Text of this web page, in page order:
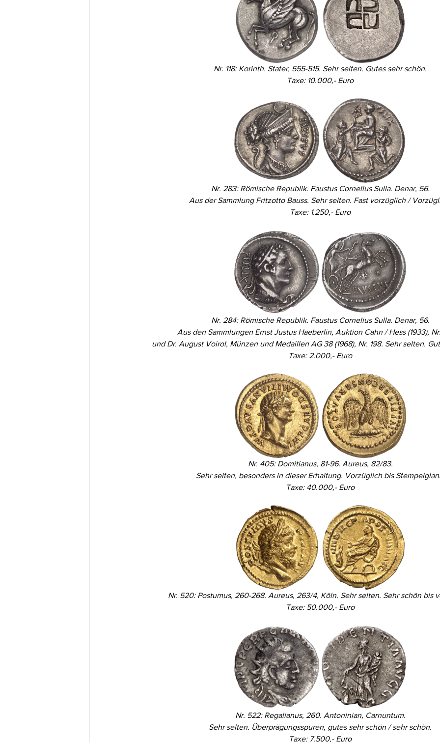
Nr. 118: Korinth. Stater, 555-515. Sehr selten. Gutes sehr schön.
Taxe: 10.000,- Euro
Nr. 283: Römische Republik. Faustus Cornelius Sulla. Denar, 56.
Aus der Sammlung Fritzotto Bauss. Sehr selten. Fast vorzüglich /
Taxe: 1.250,- Euro
Nr. 284: Römische Republik. Faustus Cornelius Sulla. Denar, 56.
Aus den Sammlungen Ernst Justus Haeberlin, Auktion Cahn / Hess (1933),
und Dr. August Voirol, Münzen und Medaillen AG 38 (1968), Nr. 198. Sehr selten.
Taxe: 2.000,- Euro
Nr. 405: Domitianus, 81-96. Aureus, 82/83.
Sehr selten, besonders in dieser Erhaltung. Vorzüglich bis
Taxe: 40.000,- Euro
Nr. 520: Postumus, 260-268. Aureus, 263/4, Köln. Sehr selten. Sehr schön bis
Taxe: 50.000,- Euro
Nr. 522: Regalianus, 260. Antoninian, Carnuntum.
Sehr selten. Überprägungsspuren, gutes sehr schön / sehr schön.
Taxe: 7.500,- Euro